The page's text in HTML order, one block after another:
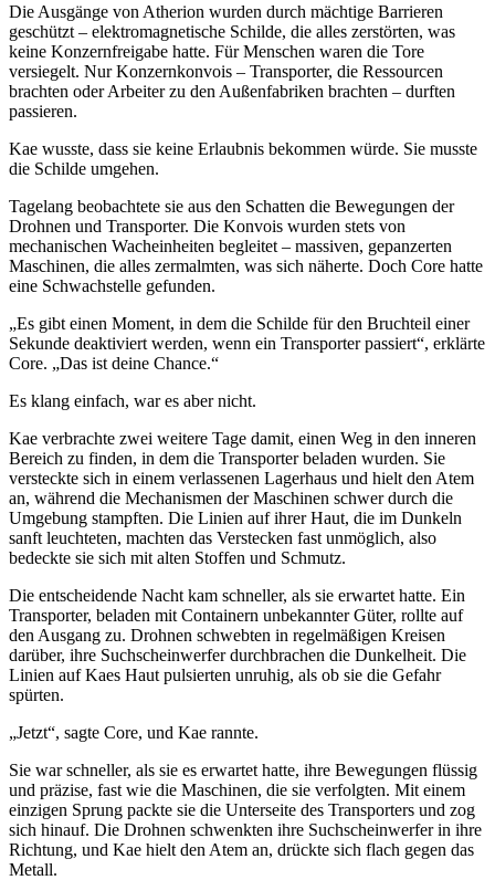
Die Ausgänge von Atherion wurden durch mächtige Barrieren
geschützt – elektromagnetische Schilde, die alles zerstörten, was
keine Konzernfreigabe hatte. Für Menschen waren die Tore
versiegelt. Nur Konzernkonvois – Transporter, die Ressourcen
brachten oder Arbeiter zu den Außenfabriken brachten – durften
passieren.
Kae wusste, dass sie keine Erlaubnis bekommen würde. Sie musste
die Schilde umgehen.
Tagelang beobachtete sie aus den Schatten die Bewegungen der
Drohnen und Transporter. Die Konvois wurden stets von
mechanischen Wacheinheiten begleitet – massiven, gepanzerten
Maschinen, die alles zermalmten, was sich näherte. Doch Core hatte
eine Schwachstelle gefunden.
„Es gibt einen Moment, in dem die Schilde für den Bruchteil einer
Sekunde deaktiviert werden, wenn ein Transporter passiert“, erklärte
Core. „Das ist deine Chance.“
Es klang einfach, war es aber nicht.
Kae verbrachte zwei weitere Tage damit, einen Weg in den inneren
Bereich zu finden, in dem die Transporter beladen wurden. Sie
versteckte sich in einem verlassenen Lagerhaus und hielt den Atem
an, während die Mechanismen der Maschinen schwer durch die
Umgebung stampften. Die Linien auf ihrer Haut, die im Dunkeln
sanft leuchteten, machten das Verstecken fast unmöglich, also
bedeckte sie sich mit alten Stoffen und Schmutz.
Die entscheidende Nacht kam schneller, als sie erwartet hatte. Ein
Transporter, beladen mit Containern unbekannter Güter, rollte auf
den Ausgang zu. Drohnen schwebten in regelmäßigen Kreisen
darüber, ihre Suchscheinwerfer durchbrachen die Dunkelheit. Die
Linien auf Kaes Haut pulsierten unruhig, als ob sie die Gefahr
spürten.
„Jetzt“, sagte Core, und Kae rannte.
Sie war schneller, als sie es erwartet hatte, ihre Bewegungen flüssig
und präzise, fast wie die Maschinen, die sie verfolgten. Mit einem
einzigen Sprung packte sie die Unterseite des Transporters und zog
sich hinauf. Die Drohnen schwenkten ihre Suchscheinwerfer in ihre
Richtung, und Kae hielt den Atem an, drückte sich flach gegen das
Metall.